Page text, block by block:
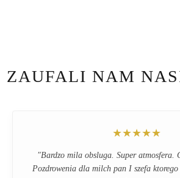
ZAUFALI NAM
★★★★★
"Bardzo mila obsluga. Super atmosfera.
Pozdrowenia dla milch pan I szefa